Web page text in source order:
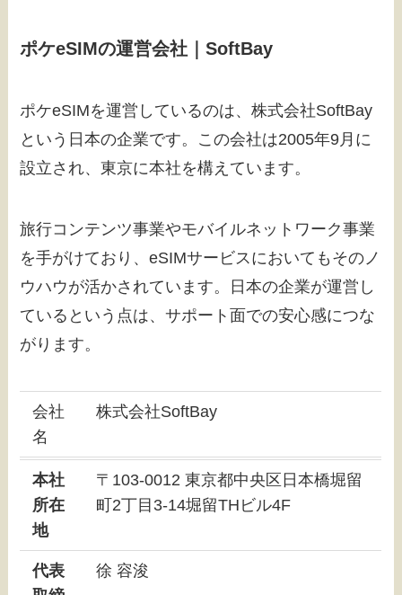
ポケeSIMの運営会社｜SoftBay
ポケeSIMを運営しているのは、株式会社SoftBay
という日本の企業です。この会社は2005年9月に
設立され、東京に本社を構えています。
旅行コンテンツ事業やモバイルネットワーク事業
を手がけており、eSIMサービスにおいてもそのノ
ウハウが活かされています。日本の企業が運営し
ているという点は、サポート面での安心感につな
がります。
会社
名
株式会社SoftBay
本社
所在
地
〒103-0012 東京都中央区日本橋堀留
町2丁目3-14堀留THビル4F
代表
徐 容浚